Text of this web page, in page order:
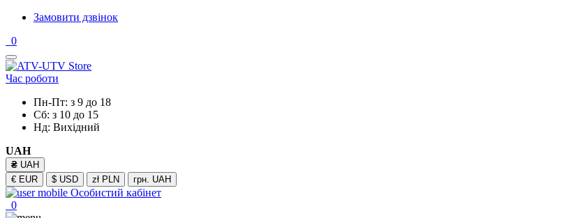
Замовити дзвінок
0
Час роботи
Пн-Пт: з 9 до 18
Сб: з 10 до 15
Нд: Вихідний
UAH
₴ UAH
€ EUR $ USD zł PLN грн. UAH
Особистий кабінет
0